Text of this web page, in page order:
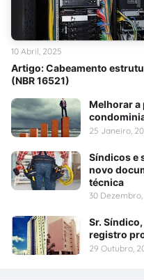
Artigo: Cabeamento
(NBR 16521)
10 Abril, 2025
Melhorar a
25 Janeiro,
Síndicos e
novo
técnica
30 Dezembro,
Sr.
registro
29 Outubro,